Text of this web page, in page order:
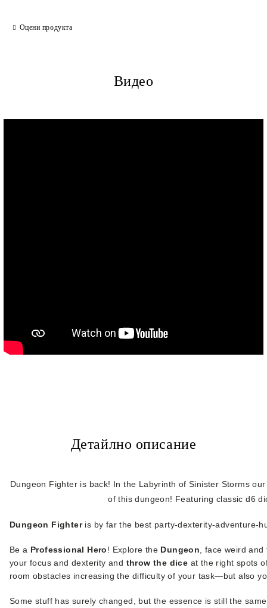
Оцени продукта
Видео
Детайлно описание
Dungeon Fighter is back! In the Labyrinth of Sinister Storms
of this dungeon! Featuring classic d6
Dungeon Fighteris by far the best party-dexterity-adventure-
Be a Professional Hero! Explore the Dungeon , face weird
your focus and dexterity and throw the dice at the right spots
room obstacles increasing the difficulty of your task—but also
Some stuff has surely changed, but the essence is still the